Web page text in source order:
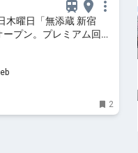
木曜日「無添蔵 新宿
プン。プレミアム回転
2